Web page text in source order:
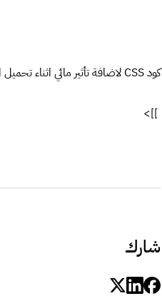
كود CSS لاضافة تأثير مائي اثناء تحميل الصفحة
]]>
شارك